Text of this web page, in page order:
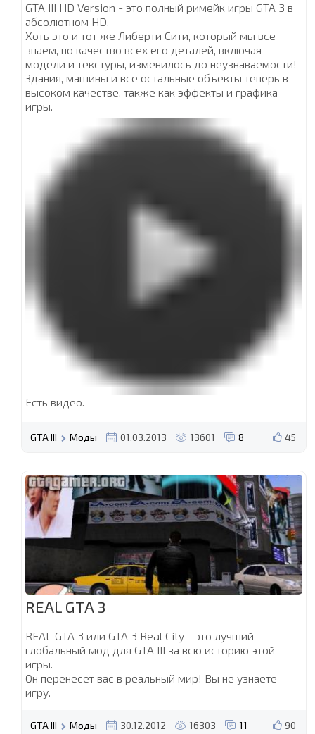
GTA III HD Version - это полный римейк игры GTA 3 в
абсолютном HD.
Хоть это и тот же Либерти Сити, который мы все
знаем, но качество всех его деталей, включая
модели и текстуры, изменилось до неузнаваемости!
Здания, машины и все остальные объекты теперь в
высоком качестве, также как эффекты и графика
игры.
Есть видео.
45
GTA III Моды 01.03.2013 13601 8
REAL GTA 3
REAL GTA 3 или GTA 3 Real City - это лучший
глобальный мод для GTA III за всю историю этой
игры.
Он перенесет вас в реальный мир! Вы не узнаете
игру.
90
GTA III Моды 30.12.2012 16303 11